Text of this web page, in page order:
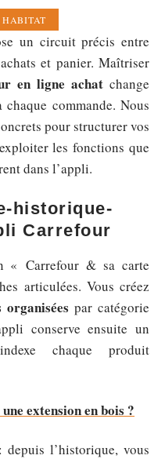
HABITAT
un circuit précis entre
et panier. Maîtriser
en ligne achatchange
commande. Nous
pour structurer vos
les fonctions que
dans l’appli.
historique-
Carrefour
« Carrefour & sa carte
articulées. Vous créez
par catégorie
conserve ensuite un
chaque produit
extension en bois ?
l’historique, vous